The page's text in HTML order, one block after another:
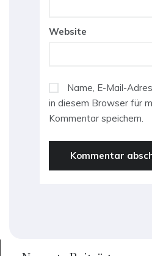
Website
Name, E-Mail-
in diesem Browser für
Kommentar speichern.